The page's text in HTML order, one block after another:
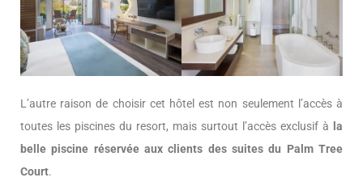
L’autre raison de choisir cet hôtel est non seulement l’accès à
toutes les piscines du resort, mais surtout l’accès exclusif à
la
belle piscine réservée aux clients des suites du Palm Tree
Court.